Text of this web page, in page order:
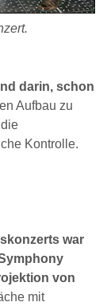
darin, schon
Aufbau zu
Kontrolle.
war
von
mit